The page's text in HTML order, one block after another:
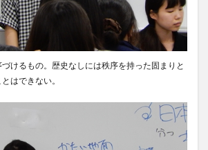
けるもの。歴史なしには秩序を持った固まりと
はできない。